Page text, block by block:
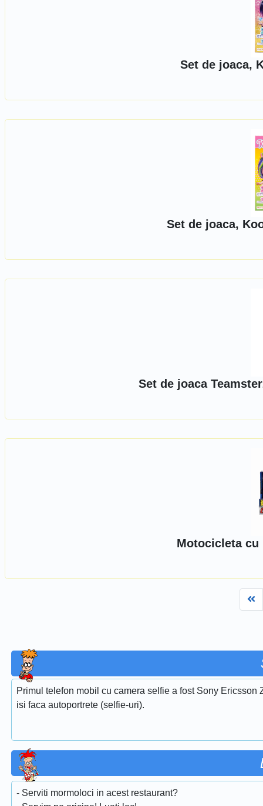
Set de joaca,
Set de joaca,
Set de joaca
Motocicleta cu
Primul telefon mobil cu camera selfie a fost Sony
isi faca autoportrete (selfie-uri).
- Serviti mormoloci in acest restaurant?